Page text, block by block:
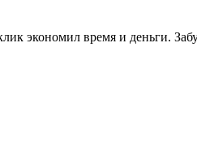
экономил время и деньги.